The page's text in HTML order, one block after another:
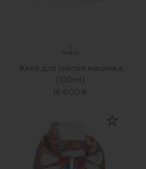
Желе для снятия макияжа
(100ml)
16 600 ₽